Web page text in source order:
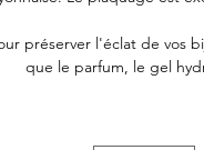
préserver l'éclat de vos
que le parfum, le gel